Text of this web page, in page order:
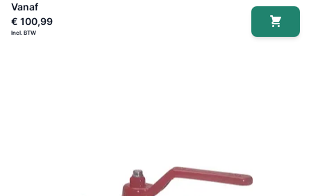
Vanaf
€ 100,99